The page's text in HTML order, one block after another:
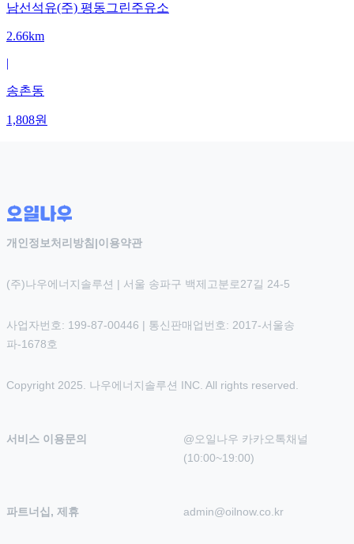
남선석유(주) 평동그린주유소
2.66km
|
송촌동
1,808원
개인정보처리방침 |이용약관
(주)나우에너지솔루션 | 서울 송파구 백제고분로27길 24-5
사업자번호: 199-87-00446 | 통신판매업번호: 2017-서울송
파-1678호
Copyright 2025. 나우에너지솔루션 INC. All rights reserved.
서비스 이용문의
@오일나우 카카오톡채널
(10:00~19:00)
파트너십, 제휴 admin@oilnow.co.kr